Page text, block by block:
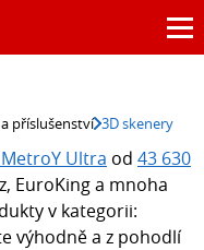
příslušenství 3D skenery
Ultra od 43 630
EuroKing a mnoha
v kategorii:
výhodně a z pohodlí